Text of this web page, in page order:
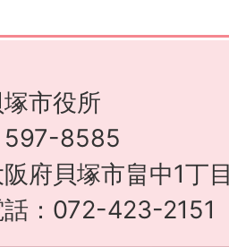
塚市役所
597-8585
府貝塚市畠中1丁
話：072-423-2151